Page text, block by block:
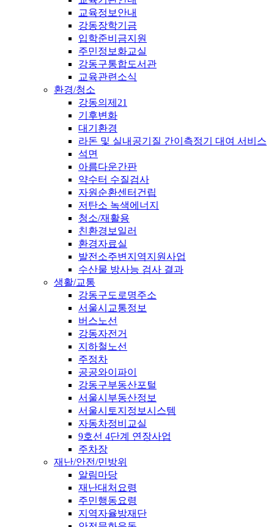
교육정보안내
강동장학기금
입학준비금지원
주민정보화교실
강동구통합도서관
교육관련소식
환경/청소
강동의제21
기후변화
대기환경
라돈 및 실내공기질 간이측정기 대여 서비스
석면
아름다운간판
약수터 수질검사
자원순환센터건립
저탄소 녹색에너지
청소/재활용
친환경보일러
환경자료실
발전소주변지역지원사업
수산물 방사능 검사 결과
생활/교통
강동구도로명주소
서울시교통정보
버스노선
강동자전거
지하철노선
주정차
공공와이파이
강동구부동산포털
서울시부동산정보
서울시토지정보시스템
자동차정비교실
9호선 4단계 연장사업
주차장
재난/안전/민방위
알림마당
재난대처요령
주민행동요령
지역자율방재단